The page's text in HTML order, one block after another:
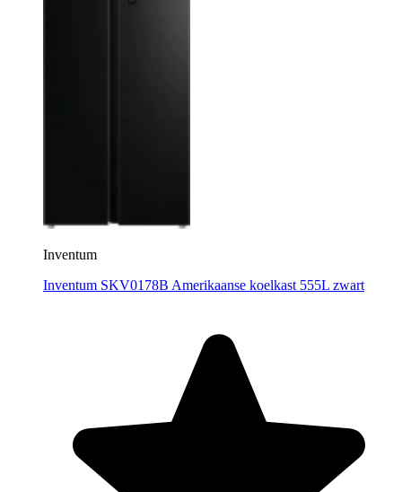
Inventum
Inventum SKV0178B Amerikaanse koelkast 555L zwart